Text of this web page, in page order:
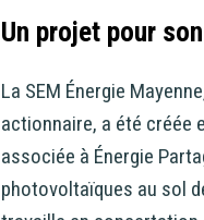
Un projet pour
La SEM Énergie
actionnaire, a été créée
associée à Énergie
photovoltaïques au sol